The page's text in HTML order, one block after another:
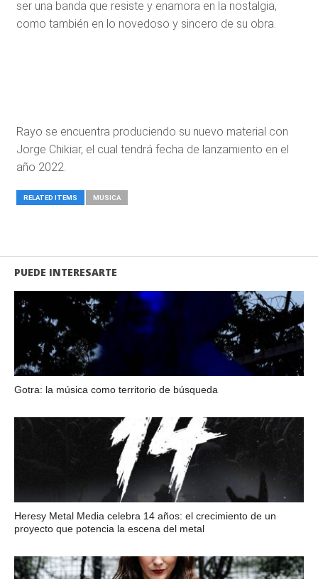
ser una banda que resiste y enamora en la nostalgia,
como también en lo novedoso y sincero de su obra.
Rayo se encuentra produciendo su nuevo material con
Jorge Chikiar, el cual tendrá fecha de lanzamiento en el
año 2022.
RELATED ITEMS MUSICA
PUEDE INTERESARTE
Gotra: la música como territorio de búsqueda
Heresy Metal Media celebra 14 años: el crecimiento de un
proyecto que potencia la escena del metal